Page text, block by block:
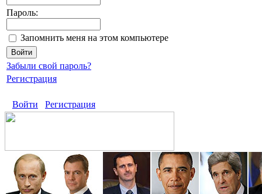
Пароль:
Запомнить меня на этом компьютере
Забыли свой пароль?
Регистрация
Войти Регистрация